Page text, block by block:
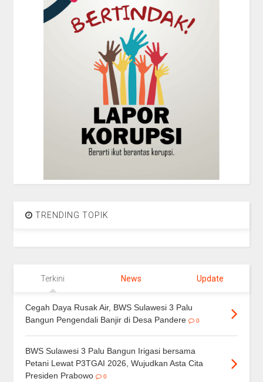
TRENDING TOPIK
Terkini News Update
Cegah Daya Rusak Air, BWS Sulawesi 3 Palu
Bangun Pengendali Banjir di Desa Pandere
0
BWS Sulawesi 3 Palu Bangun Irigasi bersama
Petani Lewat P3TGAI 2026, Wujudkan Asta Cita
Presiden Prabowo
0